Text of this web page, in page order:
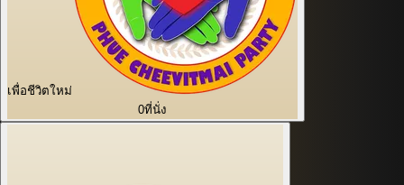
เพื่อชีวิตใหม่
0ที่นั่ง